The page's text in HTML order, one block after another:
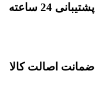
پشتیبانی 24 ساعته
ضمانت اصالت کالا